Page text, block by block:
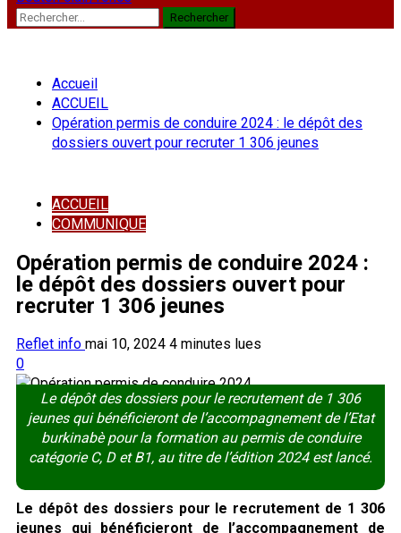
Rechercher :
Accueil
ACCUEIL
Opération permis de conduire 2024 : le dépôt des
dossiers ouvert pour recruter 1 306 jeunes
ACCUEIL
COMMUNIQUE
Opération permis de conduire 2024 :
le dépôt des dossiers ouvert pour
recruter 1 306 jeunes
Reflet info mai 10, 2024 4 minutes lues
0
Le dépôt des dossiers pour le recrutement de 1 306
jeunes qui bénéficieront de l’accompagnement de l’Etat
burkinabè pour la formation au permis de conduire
catégorie C, D et B1, au titre de l’édition 2024 est lancé.
Le dépôt des dossiers pour le recrutement de 1 306
jeunes qui bénéficieront de l’accompagnement de